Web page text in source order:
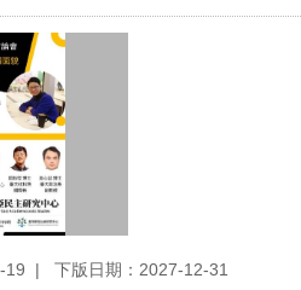
19
下版日期：2027-12-31